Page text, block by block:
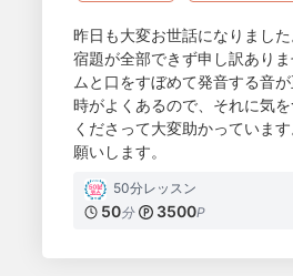
昨日も大変お世話になりまし
宿題が全部できず申し訳あり
ムと口をすぼめて発音する音
時がよくあるので、それに気
くださって大変助かっていま
願いします。
50分レッスン
50分 3500P